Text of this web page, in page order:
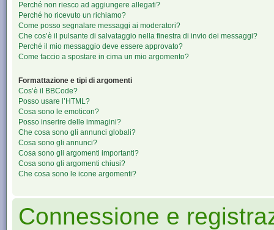
Perché non riesco ad aggiungere allegati?
Perché ho ricevuto un richiamo?
Come posso segnalare messaggi ai moderatori?
Che cos’è il pulsante di salvataggio nella finestra di invio dei messaggi?
Perché il mio messaggio deve essere approvato?
Come faccio a spostare in cima un mio argomento?
Formattazione e tipi di argomenti
Cos’è il BBCode?
Posso usare l’HTML?
Cosa sono le emoticon?
Posso inserire delle immagini?
Che cosa sono gli annunci globali?
Cosa sono gli annunci?
Cosa sono gli argomenti importanti?
Cosa sono gli argomenti chiusi?
Che cosa sono le icone argomenti?
Connessione e